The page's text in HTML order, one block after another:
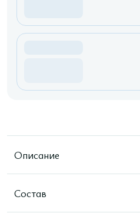
Описание
Состав